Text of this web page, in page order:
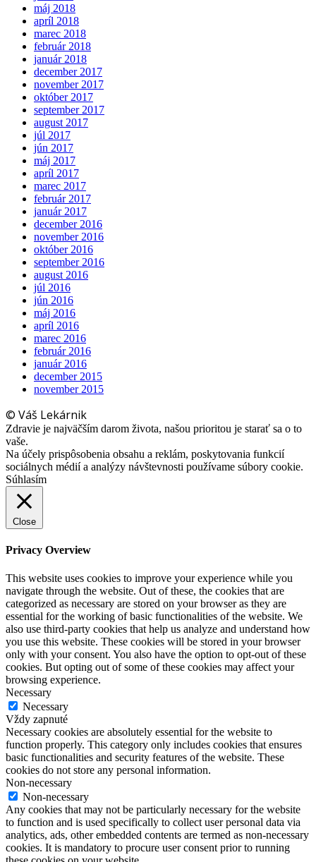
máj 2018
apríl 2018
marec 2018
február 2018
január 2018
december 2017
november 2017
október 2017
september 2017
august 2017
júl 2017
jún 2017
máj 2017
apríl 2017
marec 2017
február 2017
január 2017
december 2016
november 2016
október 2016
september 2016
august 2016
júl 2016
jún 2016
máj 2016
apríl 2016
marec 2016
február 2016
január 2016
december 2015
november 2015
© Váš Lekárnik
Zdravie je najväčším darom života, našou prioritou je starať sa o to
vaše.
Na účely prispôsobenia obsahu a reklám, poskytovania funkcií
sociálnych médií a analýzy návštevnosti používame súbory cookie.
Súhlasím
Close
Privacy Overview
This website uses cookies to improve your experience while you
navigate through the website. Out of these, the cookies that are
categorized as necessary are stored on your browser as they are
essential for the working of basic functionalities of the website. We
also use third-party cookies that help us analyze and understand how
you use this website. These cookies will be stored in your browser
only with your consent. You also have the option to opt-out of these
cookies. But opting out of some of these cookies may affect your
browsing experience.
Necessary
Necessary
Vždy zapnuté
Necessary cookies are absolutely essential for the website to
function properly. This category only includes cookies that ensures
basic functionalities and security features of the website. These
cookies do not store any personal information.
Non-necessary
Non-necessary
Any cookies that may not be particularly necessary for the website
to function and is used specifically to collect user personal data via
analytics, ads, other embedded contents are termed as non-necessary
cookies. It is mandatory to procure user consent prior to running